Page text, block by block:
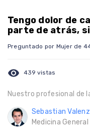
Tengo dolor de
parte de atrás,
Preguntado por Mujer de
visibility 439 vistas
Nuestro profesional de
Sebastian
Medicina General